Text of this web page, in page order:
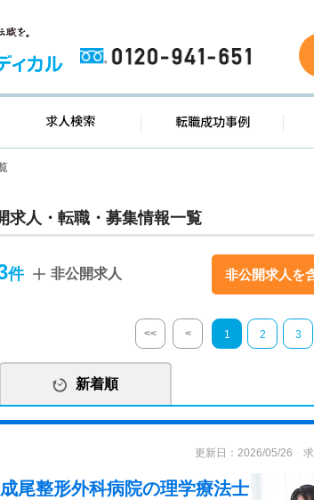
0120-941-
ご利用ガイド 求人検索 転職
求人・転職・募集情報一覧
非公開求人 非公開求人を
<< < 1 2 3
新着順
更新日：2026/05/26
尾整形外科病院の理学療法士